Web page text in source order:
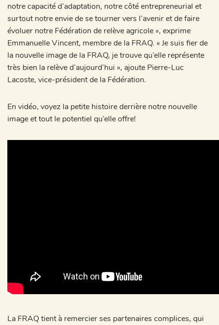
notre capacité d’adaptation, notre côté entrepreneurial et
surtout notre envie de se tourner vers l’avenir et de faire
évoluer notre Fédération de relève agricole », exprime
Emmanuelle Vincent, membre de la FRAQ. « Je suis fier de
la nouvelle image de la FRAQ, je trouve qu’elle représente
très bien la relève d’aujourd’hui », ajoute Pierre-Luc
Lacoste, vice-président de la Fédération.
En vidéo, voyez la petite histoire derrière notre nouvelle
image et tout le potentiel qu’elle offre!
La FRAQ tient à remercier ses partenaires complices, qui